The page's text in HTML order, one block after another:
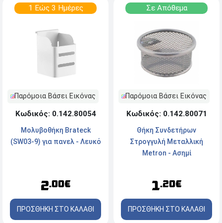
1 Εώς 3 Ημέρες
Παρόμοια Βάσει Εικόνας
Κωδικός: 0.142.80054
Μολυβοθήκη Brateck
(SW03-9) για πανελ - Λευκό
2.00€
ΠΡΟΣΘΗΚΗ ΣΤΟ ΚΑΛΑΘΙ
Σε Απόθεμα
Παρόμοια Βάσει Εικόνας
Κωδικός: 0.142.80071
Θήκη Συνδετήρων
Στρογγυλή Μεταλλική
Metron - Ασημί
1.20€
ΠΡΟΣΘΗΚΗ ΣΤΟ ΚΑΛΑΘΙ